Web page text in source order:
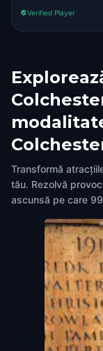
Verified Player
Transformă
tău. Rezolvă
ascunsă pe care